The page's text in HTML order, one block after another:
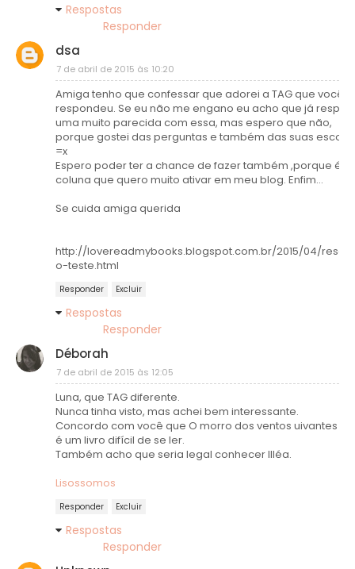
Respostas
Responder
dsa
7 de abril de 2015 às 10:20
Amiga tenho que confessar que adorei a TAG que você
respondeu. Se eu não me engano eu acho que já
uma muito parecida com essa, mas espero que não,
porque gostei das perguntas e também das suas
=x
Espero poder ter a chance de fazer também ,porque é
coluna que quero muito ativar em meu blog. Enfim...
Se cuida amiga querida
http://lovereadmybooks.blogspot.com.br/2015/04/
o-teste.html
Responder Excluir
Respostas
Responder
Déborah
7 de abril de 2015 às 12:05
Luna, que TAG diferente.
Nunca tinha visto, mas achei bem interessante.
Concordo com você que O morro dos ventos uivantes
é um livro difícil de se ler.
Também acho que seria legal conhecer Illéa.
Lisossomos
Responder Excluir
Respostas
Responder